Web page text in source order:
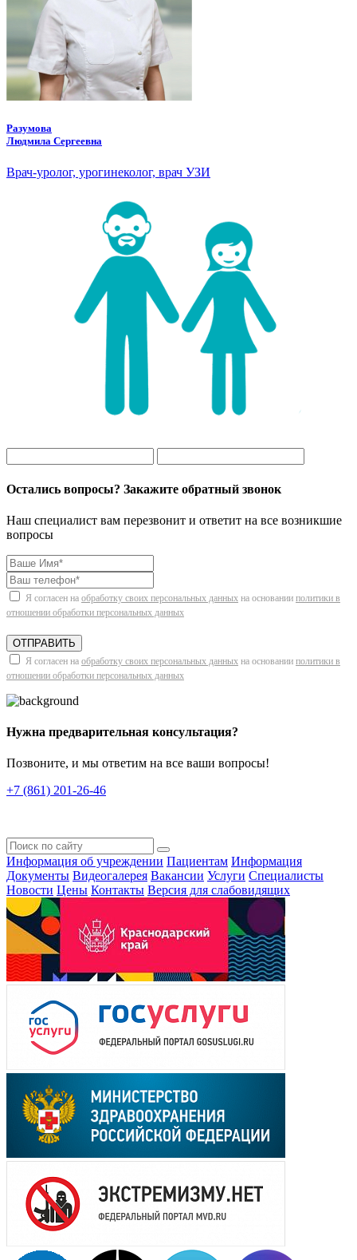
Разумова
Людмила Сергеевна
Врач-уролог, урогинеколог, врач УЗИ
Остались вопросы? Закажите обратный звонок
Наш специалист вам перезвонит и ответит на все возникшие
вопросы
Я согласен на обработку своих персональных данных на основании политики в
отношении обработки персональных данных
ОТПРАВИТЬ
Я согласен на обработку своих персональных данных на основании политики в
отношении обработки персональных данных
Нужна предварительная консультация?
Позвоните, и мы ответим на все ваши вопросы!
+7 (861) 201-26-46
Информация об учреждении Пациентам Информация
Документы Видеогалерея Вакансии Услуги Специалисты
Новости Цены Контакты Версия для слабовидящих